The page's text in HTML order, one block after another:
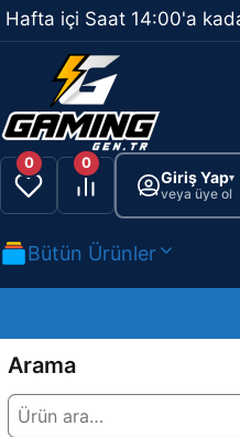
İçeriğe
atla
Hafta içi Saat 14:00'a
0 0
Giriş Yap▾
veya üye ol
Bütün Ürünler
Arama